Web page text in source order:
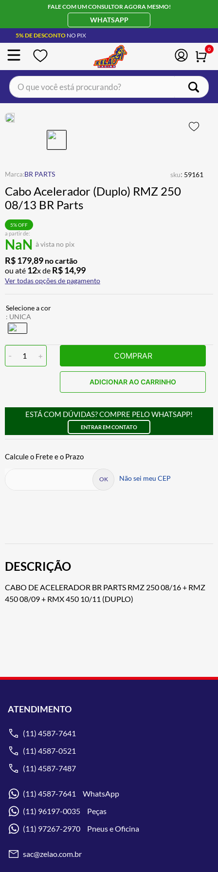
FALE COM UM CONSULTOR AGORA MESMO!
WHATSAPP
5% DE DESCONTO NO PIX
0
O que você está procurando?
BR PARTS sku: 59161
Cabo Acelerador (Duplo) RMZ 250
08/13 BR Parts
a partir de:
NaN à vista no pix
5% OFF
R$179,89 no cartão
ou até 12x de R$14,99
Ver todas opções de pagamento
: UNICA
- 1 + COMPRAR
ADICIONAR AO CARRINHO
ESTÁ COM DÚVIDAS? COMPRE PELO WHATSAPP!
ENTRAR EM CONTATO
Não sei meu CEP
DESCRIÇÃO
CABO DE ACELERADOR BR PARTS RMZ 250 08/16 + RMZ
450 08/09 + RMX 450 10/11 (DUPLO)
ATENDIMENTO
(11) 4587-7641
(11) 4587-0521
(11) 4587-7487
(11) 4587-7641 WhatsApp
(11) 96197-0035 Peças
(11) 97267-2970 Pneus e Oficina
sac@zelao.com.br
BOTA
4º ÓCULOS SOLAR
5º LUVA
6 º BAU
7º
8 º ALPINESTAR
9º AIROH
10º BOTAS